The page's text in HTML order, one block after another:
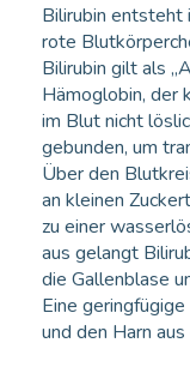
Bilirubin entsteht
rote
Bilirubin gilt als
Hämoglobin, der
im Blut nicht
gebunden, um
Über den
an kleinen
zu einer
aus gelangt
die Gallenblase
Eine
und den Harn